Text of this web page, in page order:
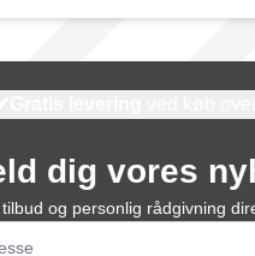
dig vores
og personlig rådgivning